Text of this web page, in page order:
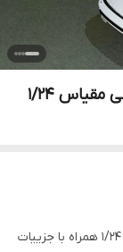
پورشه ۹۱۱ کلاسیک کیفیت عالی ساخت ویلی مقیاس ۱/۲۴
پورشه ۹۱۱ کلاسیک کیفیت عالی ساخت ویلی مقیاس ۱/۲۴ همراه با جزییات